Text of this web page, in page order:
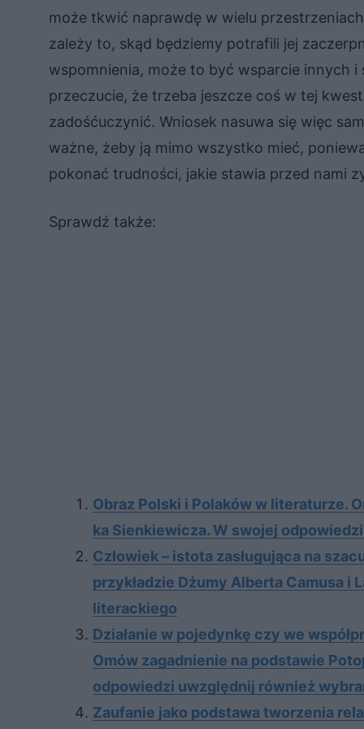
może tkwić naprawdę w wielu
zależy to, skąd będziemy potrafili jej
wspomnienia, może to być wsparcie innych i
przeczucie, że trzeba jeszcze coś w tej
zadośćuczynić. Wniosek nasuwa się więc
ważne, żeby ją mimo wszystko mieć,
pokonać trudności, jakie stawia przed nami
Sprawdź także:
Ob­raz Pol­ski i Po­la­ków w li­te­ra­tu­rze.
ka Sien­kie­wi­cza. W swo­jej
Człowiek – istota zasługująca na
przykładzie Dżumy Alberta Camusa i
literackiego
Działanie w pojedynkę czy we
Omów zagadnienie na podstawie
odpowiedzi uwzględnij również
Za­ufa­nie jako pod­sta­wa two­rze­nia